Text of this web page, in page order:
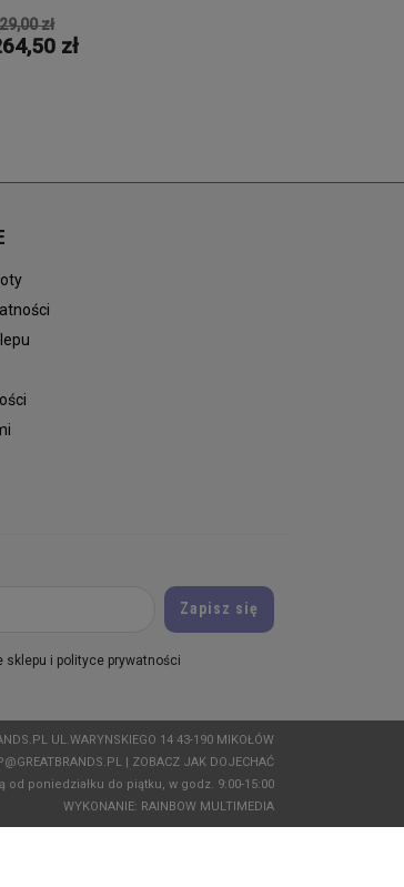
zł
zł
i polityce prywatności
UL.WARYNSKIEGO 14 43-190 MIKOŁÓW
| ZOBACZ JAK DOJECHAĆ
poniedziałku do piątku, w godz. 9:00-15:00
WYKONANIE: RAINBOW MULTIMEDIA